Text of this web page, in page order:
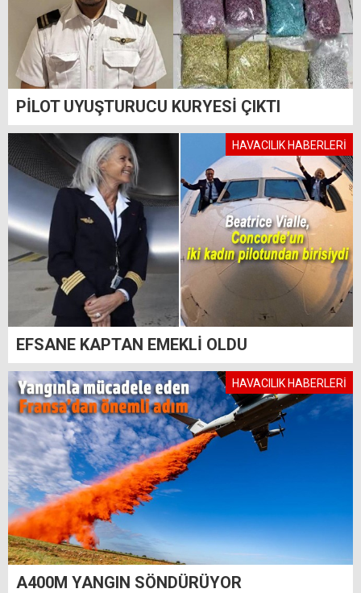
PİLOT UYUŞTURUCU KURYESİ ÇIKTI
HAVACILIK HABERLERİ
EFSANE KAPTAN EMEKLİ OLDU
HAVACILIK HABERLERİ
A400M YANGIN SÖNDÜRÜYOR